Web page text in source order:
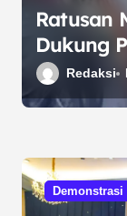
Ratusan
Dukung
Nasional
Redaksi
Demonstrasi